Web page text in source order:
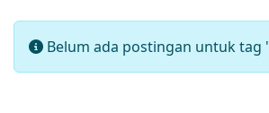
Belum ada postingan untuk tag